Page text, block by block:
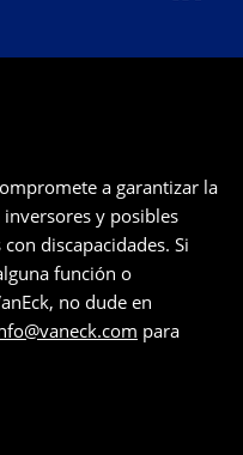
a garantizar la
y posibles
discapacidades. Si
función o
no dude en
para